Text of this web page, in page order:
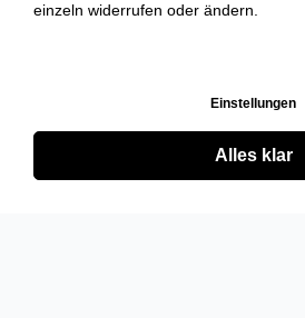
einzeln widerrufen oder ändern.
Einstellungen
Alles klar